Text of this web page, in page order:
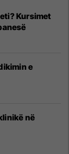
Kursimet
e
në